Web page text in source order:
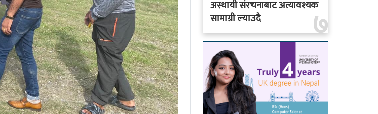
७
अस्थायी संरचनाबाट अत्यावश्यक
सामाग्री ल्याउदै